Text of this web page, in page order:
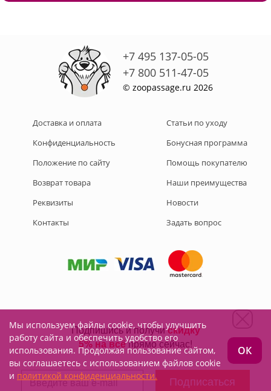
+7 495 137-05-05
+7 800 511-47-05
© zoopassage.ru 2026
Доставка и оплата
Конфиденциальность
Положение по сайту
Возврат товара
Реквизиты
Контакты
Статьи по уходу
Бонусная программа
Помощь покупателю
Наши преимущества
Новости
Задать вопрос
Подписывайтесь на нас:
Мы используем файлы cookie, чтобы улучшить
работу сайта и обеспечить удобство его
использования. Продолжая пользование сайтом,
вы соглашаетесь с использованием файлов cookie
и политикой конфиденциальности.
ОК